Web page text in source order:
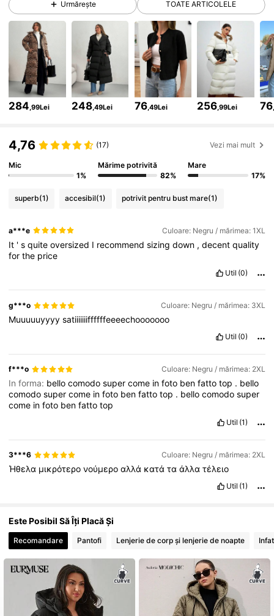
354K Urmăritori
4,75 354K Urmăritori
354K Urmăritori
4,75 354K Urmăritori
4,75 354K Urmăritori
Urmărește TOATE ARTICOLELE
284,99Lei 248,49Lei 76,49Lei 256,99Lei 76
4,76 (17) Vezi mai mult
Mic
1%
Mărime potrivită
82%
Mare
17%
superb(1) accesibil(1) potrivit pentru bust mare(1)
a***e Culoare: Negru / mărimea: 1XL
It 'squiteoversized I recommendsizingdown ,decentquality
forthe price
Util (0)
g***o Culoare: Negru / mărimea: 3XL
Muuuuuyyyysatiiiiiiiffffffeeeechooooooo
Util (0)
f***o Culoare: Negru / mărimea: 2XL
In forma: bellocomodosupercome infoto benfattotop . bello
comodosupercome infoto benfattotop . bellocomodosuper
come infoto benfattotop
Util (1)
3***6 Culoare: Negru / mărimea: 2XL
Ήθελα μικρότερονούμεροαλλά κατάταάλλατέλειο
Util (1)
Este Posibil Să Îți Placă Și
Recomandare Pantofi Lenjerie de corp și lenjerie de noapte